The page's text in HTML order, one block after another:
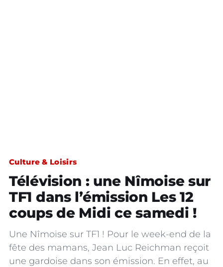
Culture & Loisirs
Télévision : une Nîmoise sur
TF1 dans l’émission Les 12
coups de Midi ce samedi !
Une Nîmoise sur TF1 ! Pour le week-end de la
fête des mamans, Jean Luc Reichman reçoit
une gardoise dans son émission. En effet, au